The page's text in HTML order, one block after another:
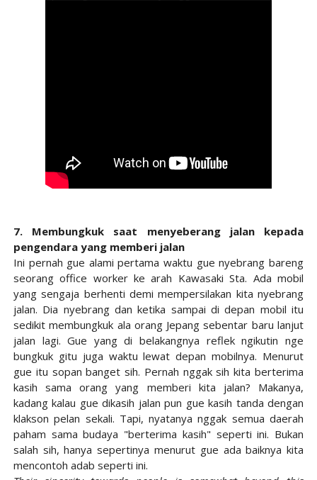
7. Membungkuk saat menyeberang jalan kepada
pengendara yang memberi jalan
Ini pernah gue alami pertama waktu gue nyebrang bareng
seorang office worker ke arah Kawasaki Sta. Ada mobil
yang sengaja berhenti demi mempersilakan kita nyebrang
jalan. Dia nyebrang dan ketika sampai di depan mobil itu
sedikit membungkuk ala orang Jepang sebentar baru lanjut
jalan lagi. Gue yang di belakangnya reflek ngikutin nge
bungkuk gitu juga waktu lewat depan mobilnya. Menurut
gue itu sopan banget sih. Pernah nggak sih kita berterima
kasih sama orang yang memberi kita jalan? Makanya,
kadang kalau gue dikasih jalan pun gue kasih tanda dengan
klakson pelan sekali. Tapi, nyatanya nggak semua daerah
paham sama budaya "berterima kasih" seperti ini. Bukan
salah sih, hanya sepertinya menurut gue ada baiknya kita
mencontoh adab seperti ini.